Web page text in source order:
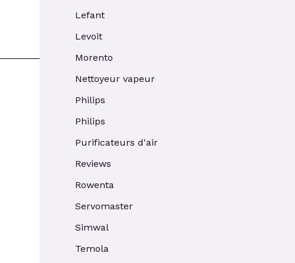
Lefant
Levoit
Morento
Nettoyeur vapeur
Philips
Philips
Purificateurs d'air
Reviews
Rowenta
Servomaster
Simwal
Temola